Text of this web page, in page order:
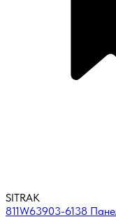
SITRAK
811W63903-6138